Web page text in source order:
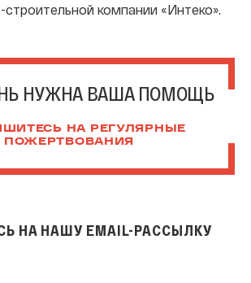
компании «Интеко».
НУЖНА ВАША ПОМОЩЬ
НА РЕГУЛЯРНЫЕ
ПОЖЕРТВОВАНИЯ
НА НАШУ EMAIL-РАССЫЛКУ
Email-рассылку